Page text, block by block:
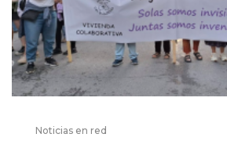
Noticias en red